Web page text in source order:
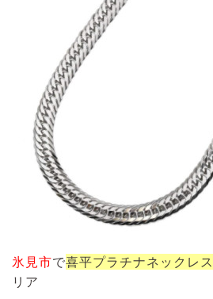
氷見市で喜平プラチナネックレス
リア